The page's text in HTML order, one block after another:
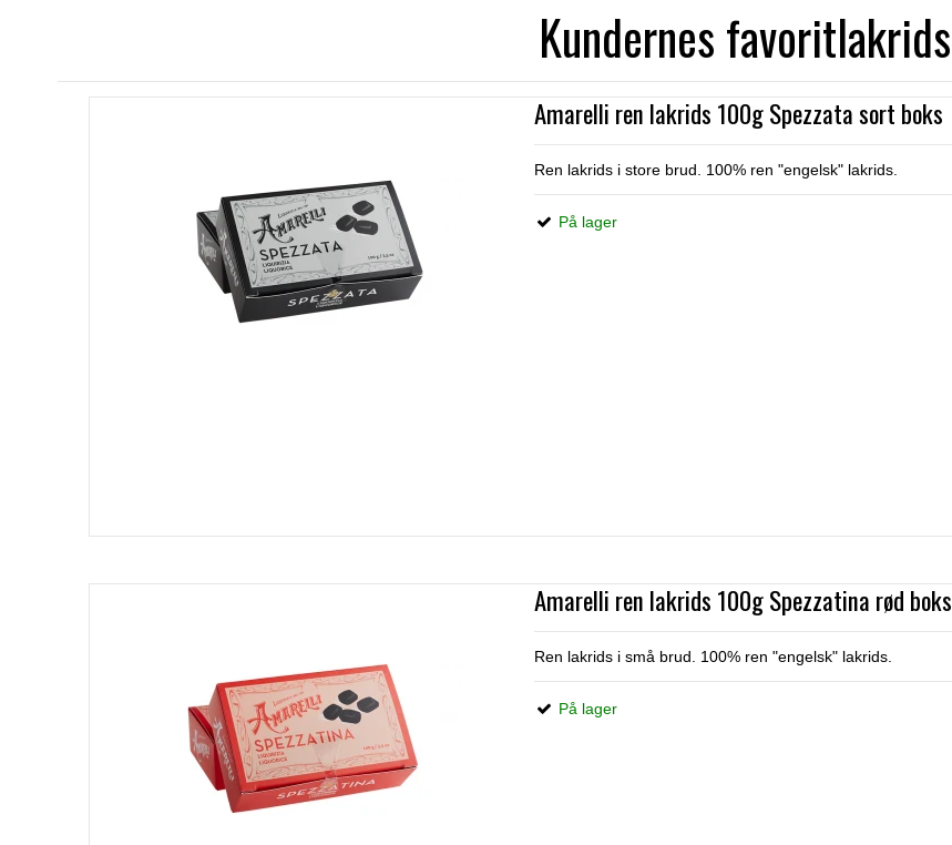
Kundernes favoritlakrids
Amarelli ren lakrids 100g Spezzata sort boks
Ren lakrids i store brud. 100% ren "engelsk" lakrids.
På lager
Amarelli ren lakrids 100g Spezzatina rød boks
Ren lakrids i små brud. 100% ren "engelsk" lakrids.
På lager